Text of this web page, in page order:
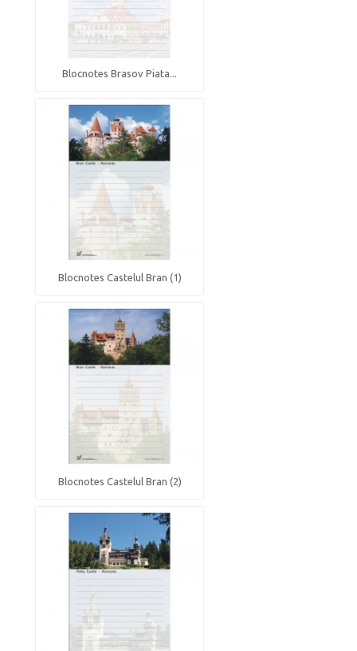
Blocnotes Brasov Piata...
Blocnotes Castelul Bran (1)
Blocnotes Castelul Bran (2)